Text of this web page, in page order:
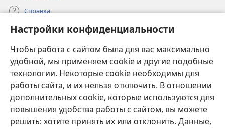
Настройки конфиденциальности
Чтобы работа с сайтом была для вас максимально
удобной, мы применяем cookie и другие подобные
технологии. Некоторые cookie необходимы для
работы сайта, и их нельзя отключить. В отношении
дополнительных cookie, которые используются для
повышения удобства работы с сайтом, вы можете
решить: хотите принять их или отклонить. Данные,
Справка
Пожертвования
в
новом
окне)
ОНЛАЙН-БИБЛИОТЕКА Сторожевой башни
(открывается
новом
окне)
JW Hub®
(открывается
в
новом
окне)
JW Library ®